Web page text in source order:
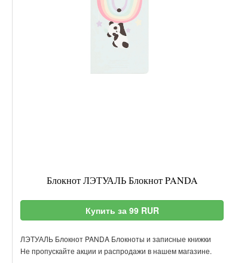
Блокнот ЛЭТУАЛЬ Блокнот PANDA
Купить за 99 RUR
ЛЭТУАЛЬ Блокнот PANDA Блокноты и записные книжки
Не пропускайте акции и распродажи в нашем магазине.